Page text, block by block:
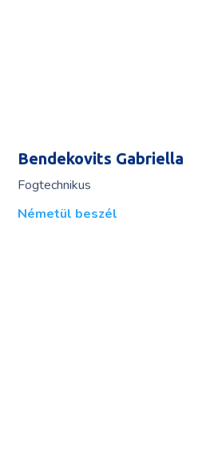
Bendekovits Gabriella
Fogtechnikus
Németül beszél